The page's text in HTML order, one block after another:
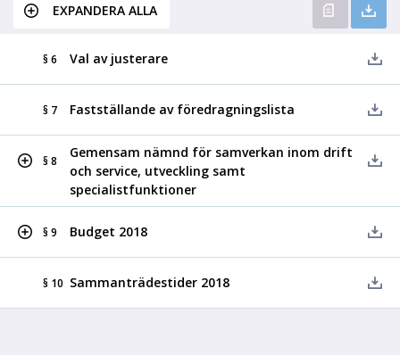
EXPANDERA ALLA
§ 6 Val av justerare
§ 7 Fastställande av föredragningslista
§ 8
Gemensam nämnd för samverkan inom drift
och service, utveckling samt
specialistfunktioner
§ 9 Budget 2018
§ 10 Sammanträdestider 2018